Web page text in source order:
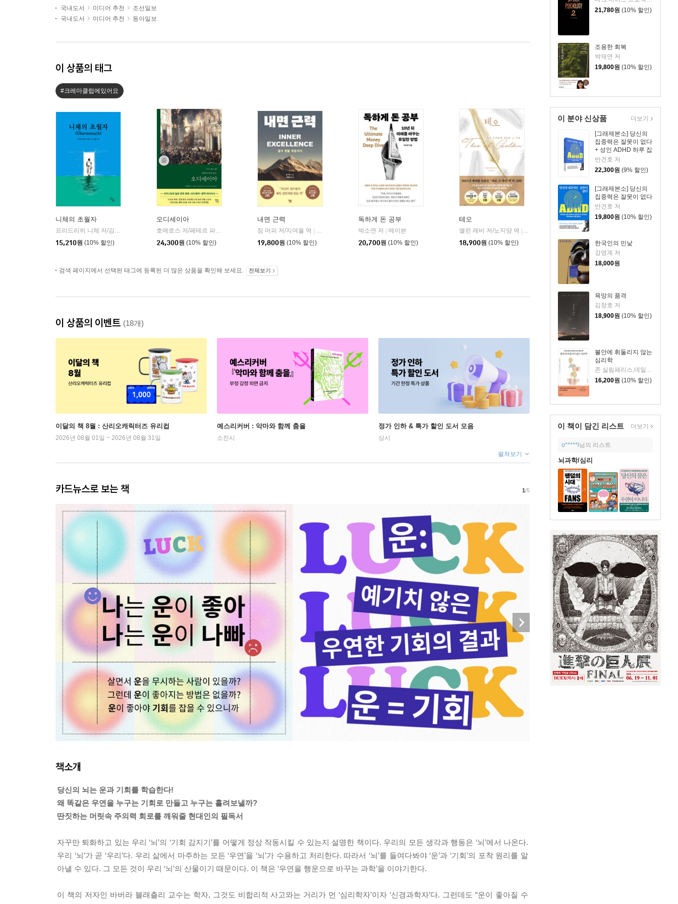
21,780원 (10% 할인)
조용한 회복
박재연 저
19,800원 (10% 할인)
이 분야 신상품
[그래제본소] 당신의
집중력은 잘못이 없다
+ 성인 ADHD 하루 집
중 리마인더 킷
반건호 저
22,300원 (9% 할인)
[그래제본소] 당신의
집중력은 잘못이 없다
반건호 저
19,800원 (10% 할인)
한국인의 민낯
강영계 저
18,000원
욕망의 품격
김창호 저
18,900원 (10% 할인)
불안에 휘둘리지 않는
심리학
16,200원 (10% 할인)
더보기
이 책이 담긴 리스트 더보기
o*****l님의 리스트
뇌과학/심리
국내도서 미디어 추천
조선일보
국내도서
미디어 추천 동아일보
이 상품의 태그
#크레마클럽에있어요
니체의 초월자
프리드리히 니체 저/김철 편역
15,210원 (10% 할인)
오디세이아
호메로스 저/페테르 파울 루벤스 그림/박문재 역 | 현대지성
24,300원 (10% 할인)
내면 근력
짐 머피 저/지여울 역
윌북(willbook)
19,800원 (10% 할인)
독하게 돈 공부
박소연 저
메이븐
20,700원 (10% 할인)
테오
앨런 레비 저/노지양 역
오팬하우스
18,900원 (10% 할인)
검색 페이지에서 선택된 태그에 등록된 더 많은 상품을 확인해 보세요. 전체보기
이 상품의 이벤트 (18개)
이달의 책 8월 : 산리오캐릭터즈 유리컵
2026년 08월 01일 ~ 2026년 08월 31일
예스리커버 : 악마와 함께 춤을
소진시
정가 인하 & 특가 할인 도서 모음
상시
펼쳐보기
카드뉴스로 보는 책 1/5
책소개
당신의 뇌는 운과 기회를 학습한다!
왜 똑같은 우연을 누구는 기회로 만들고 누구는 흘려보낼까?
딴짓하는 머릿속 주의력 회로를 깨워줄 현대인의 필독서
자꾸만 퇴화하고 있는 우리 ‘뇌’의 ‘기회 감지기’를 어떻게 정상 작동시킬 수 있는지 설명한 책이다. 우리의 모든 생각과 행동은 ‘뇌’에서 나온다.
우리 ‘뇌’가 곧 ‘우리’다. 우리 삶에서 마주하는 모든 ‘우연’을 ‘뇌’가 수용하고 처리한다. 따라서 ‘뇌’를 들여다봐야 ‘운’과 ‘기회’의 포착 원리를 알
아낼 수 있다. 그 모든 것이 우리 ‘뇌’의 산물이기 때문이다. 이 책은 ‘우연을 행운으로 바꾸는 과학’을 이야기한다.
이 책의 저자인 바버라 블래츨리 교수는 학자, 그것도 비합리적 사고와는 거리가 먼 ‘심리학자’이자 ‘신경과학자’다. 그런데도 “운이 좋아질 수